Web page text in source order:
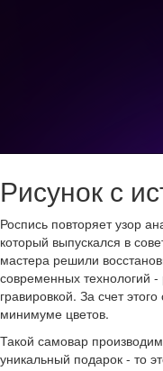
Рисунок с
Роспись повторяет узор
который выпускался в
мастера решили
современных технологий
гравировкой. За счет
минимуме цветов.
Такой самовар
уникальный подарок - то